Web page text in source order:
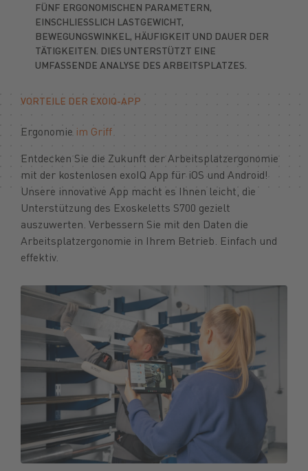
FÜNF ERGONOMISCHEN PARAMETERN,
EINSCHLIESSLICH LASTGEWICHT, B
EWEGUNGSWINKEL, HÄUFIGKEIT UND DAUER DER T
ÄTIGKEITEN. DIES UNTERSTÜTZT EINE U
MFASSENDE ANALYSE DES ARBEITSPLATZES.
VORTEILE DER EXOIQ-APP
Ergonomie im Griff
Entdecken Sie die Zukunft der Arbeitsplatzergonomie
mit der kostenlosen exoIQ App für iOS und Android!
Unsere innovative App macht es Ihnen leicht, die
Unterstützung des Exoskeletts S700 gezielt
auszuwerten. Verbessern Sie mit den Daten die
Arbeitsplatzergonomie in Ihrem Betrieb. Einfach und
effektiv.